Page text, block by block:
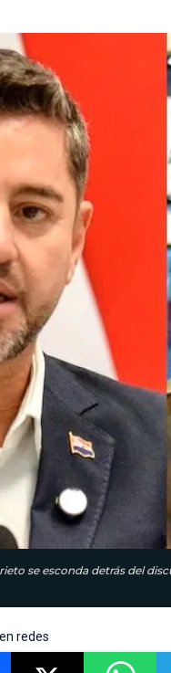
se esconda detrás del
redes